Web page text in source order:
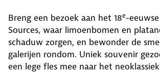
Breng een bezoek aan het 18e-
Sources, waar limoenbomen en
schaduw zorgen, en bewonder de
galerijen rondom. Uniek souvenir
een lege fles mee naar het